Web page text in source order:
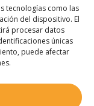
tecnologías como las
del dispositivo. El
procesar datos
únicas
puede afectar